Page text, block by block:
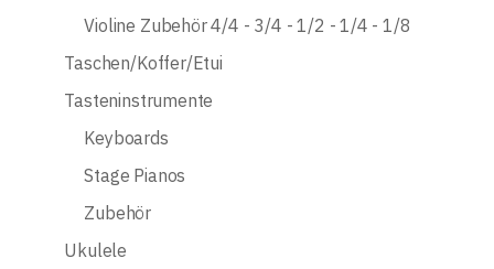
Violine Zubehör 4/4 - 3/4 - 1/2 - 1/4 - 1/8
Taschen/Koffer/Etui
Tasteninstrumente
Keyboards
Stage Pianos
Zubehör
Ukulele